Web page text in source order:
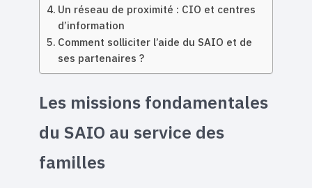
Un réseau de proximité : CIO et centres
d’information
Comment solliciter l’aide du SAIO et de
ses partenaires ?
Les missions fondamentales
du SAIO au service des
familles